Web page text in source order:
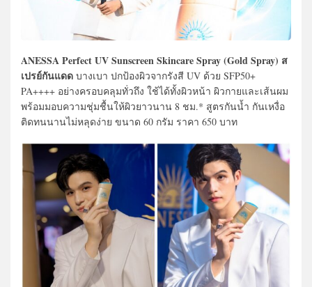
ANESSA Perfect UV Sunscreen Skincare Spray (Gold Spray) ส
เปรย์กันแดด บางเบา ปกป้องผิวจากรังสี UV ด้วย SFP50+
PA++++ อย่างครอบคลุมทั่วถึง ใช้ได้ทั้งผิวหน้า ผิวกายและเส้นผม
พร้อมมอบความชุ่มชื้นให้ผิวยาวนาน 8 ชม.* สูตรกันน้ำ กันเหงื่อ
ติดทนนานไม่หลุดง่าย ขนาด 60 กรัม ราคา 650 บาท